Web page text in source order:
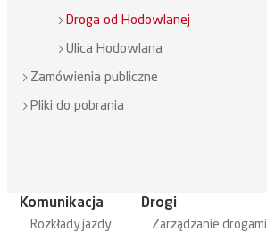
Droga od Hodowlanej
Ulica Hodowlana
Zamówienia publiczne
Pliki do pobrania
Komunikacja
Rozkłady jazdy
Drogi
Zarządzanie drogami